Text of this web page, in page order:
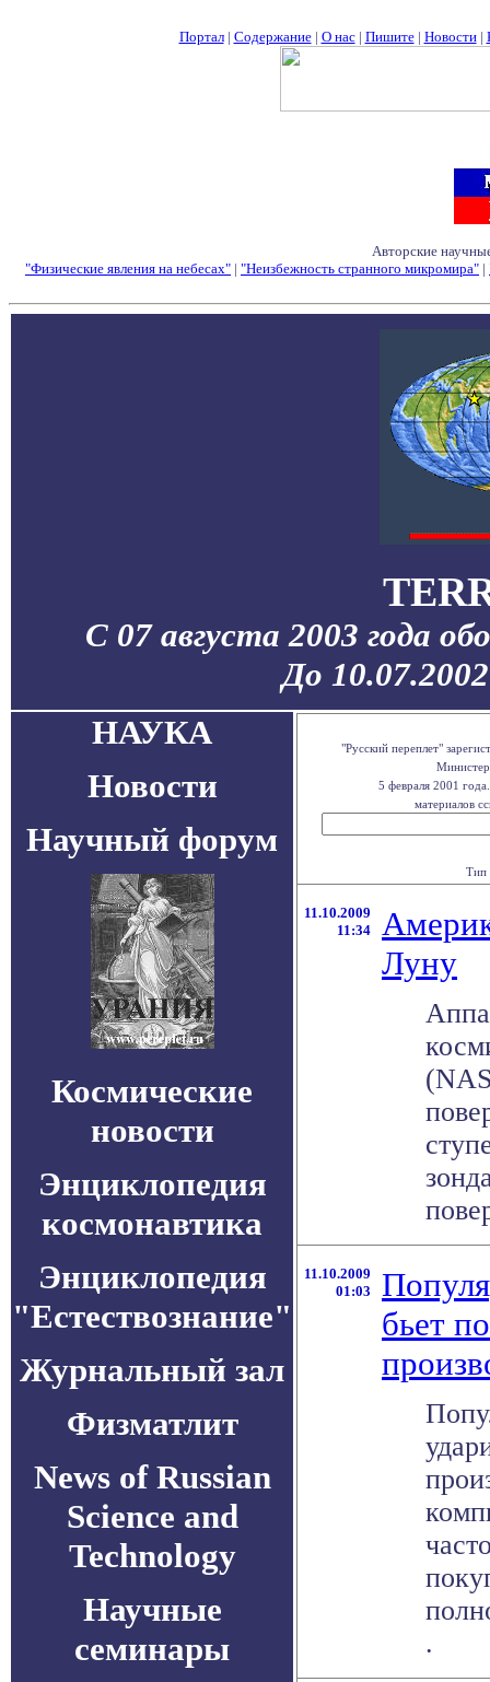
Портал| Содержание| О нас| Пишите| Новости|
Авторские
"Физические явления на небесах" | "Неизбежность странного микромира" |
С 07 августа 2003 года
До
НАУКА
Новости
Научный форум
Космические
новости
Энциклопедия
космонавтика
Энциклопедия
"Естествознание"
Журнальный зал
Физматлит
News of Russian
Science and
Technology
Научные
семинары
"Русский переплет"
5 февраля 2001
материалов
Тип
11.10.2009
11:34
Луну
11.10.2009
01:03
бьет
.